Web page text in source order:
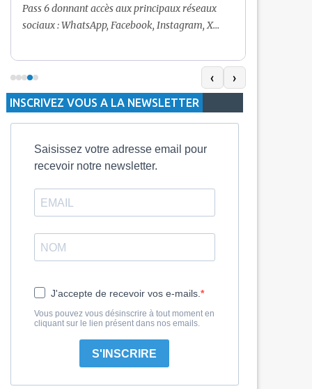
Pass 6 donnant accès aux principaux réseaux
sociaux : WhatsApp, Facebook, Instagram, X
5 Dh inclut 100 Mo, le Pass 10 Dh offre 400 Mo,
tandis que les formules à 20 Dh et 30 Dh
proposent respectivement 1 Go et 2 Go. Les
durées de validité sont de 3 jours pour
‹ ›
INSCRIVEZ VOUS A LA NEWSLETTER
Saisissez votre adresse email pour
recevoir notre newsletter.
J'accepte de recevoir vos e-mails.
Vous pouvez vous désinscrire à tout moment en
cliquant sur le lien présent dans nos emails.
S'INSCRIRE